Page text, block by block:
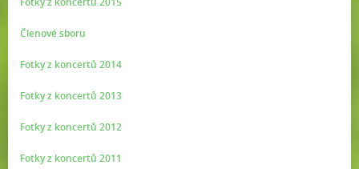
Členové sboru
Fotky z koncertů 2014
Fotky z koncertů 2013
Fotky z koncertů 2012
Fotky z koncertů 2011